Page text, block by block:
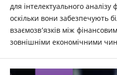
для інтелектуального аналізу
оскільки вони забезпечують
взаємозв’язків між
зовнішніми економічними